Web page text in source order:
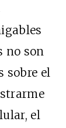
no son
sobre el
el